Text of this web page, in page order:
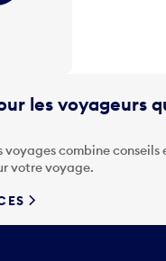
les voyageurs
combine conseils
votre voyage.